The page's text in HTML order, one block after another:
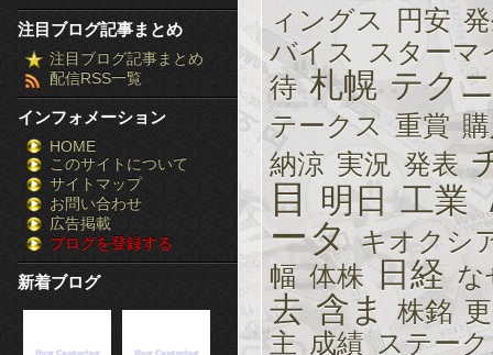
ン
グ］-
株
FX
競
馬
パ
チ
注目ブログ記事まとめ
注目ブログ記事まとめ
配信RSS一覧
インフォメーション
HOME
このサイトについて
サイトマップ
お問い合わせ
広告掲載
ブログを登録する
新着ブログ
ィングス
円安
バイス
スターマ
待 札幌 テク
テークス 重賞
納涼 実況 発表
目 明日 工業
ータ キオクシ
幅 体株 日経 な
去 含ま 株銘
主 成績 ステー